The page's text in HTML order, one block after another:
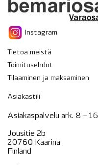
Instagram
Tietoa meistä
Toimitusehdot
Tilaaminen ja maksaminen
Asiakastili
Asiakaspalvelu ark. 8 – 16
Jousitie 2b
20760 Kaarina
Finland